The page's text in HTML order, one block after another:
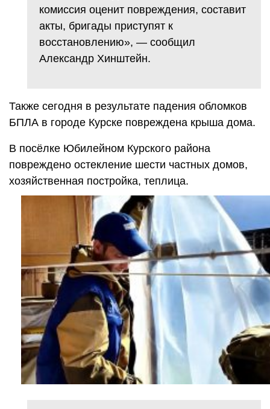
комиссия оценит повреждения, составит
акты, бригады приступят к
восстановлению», — сообщил
Александр Хинштейн.
Также сегодня в результате падения обломков
БПЛА в городе Курске повреждена крыша дома.
В посёлке Юбилейном Курского района
повреждено остекление шести частных домов,
хозяйственная постройка, теплица.